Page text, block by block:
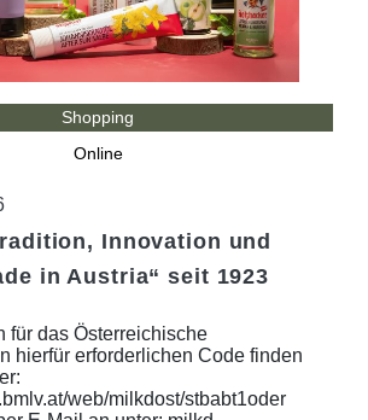
Shopping
Online
Innovation und
in Austria“ seit 1923
für das Österreichische
hierfür erforderlichen Code finden
web/milkdost/stbabt1oder